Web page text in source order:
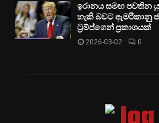
ඉරානය සමඟ පවතින
හැකි බවට ඇමරිකානු
ට්‍රම්ප්ගෙන් ප්‍රකාශයක්
2026-03-02 0